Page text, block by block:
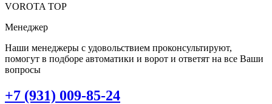
VOROTA TOP
Менеджер
Наши менеджеры с удовольствием проконсультируют,
помогут в подборе автоматики и ворот и ответят на все Ваши
вопросы
+7 (931) 009-85-24